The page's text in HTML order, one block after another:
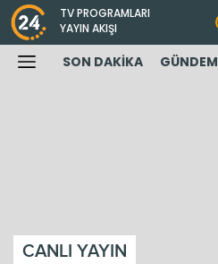
TV PROGRAMLARI
YAYIN AKIŞI
SON DAKİKA GÜNDEM
CANLI YAYIN